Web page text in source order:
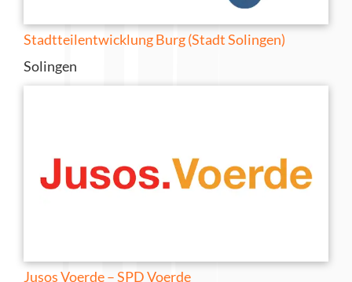
Stadtteilentwicklung Burg (Stadt Solingen)
Solingen
Jusos Voerde – SPD Voerde